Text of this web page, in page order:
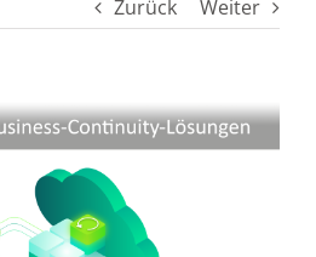
Zurück Weiter